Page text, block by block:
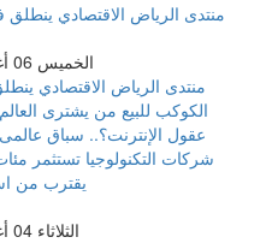
الخميس 06 أغسطس 2026 02:52 صباحاً
منتدى الرياض الاقتصادي ينطلق في
الثلاثاء 04 أغسطس 2026 10:46 صباحاً